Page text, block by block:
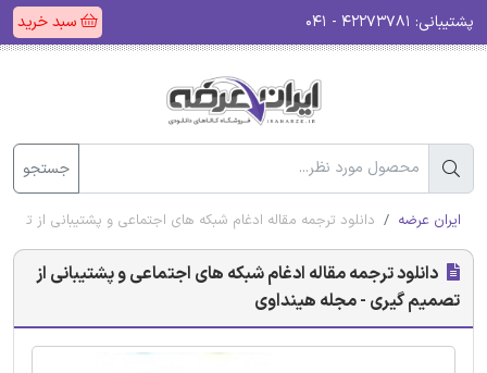
پشتیبانی: سبد خرید
جستجو
ایران عرضه دانلود ترجمه مقاله ادغام شبکه های اجتماعی و پشتیبانی از
دانلود ترجمه مقاله ادغام شبکه های اجتماعی و پشتیبانی از
تصمیم گیری - مجله هینداوی